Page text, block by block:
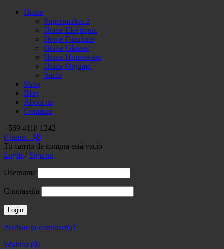
Home
Supermarket 2
Home Electronic
Home Furniture
Home Glasses
Home Houseware
Home Organic
Inicio
Shop
Blog
About us
Contacto
+569 4118 1242
0 items - $0
Tu carrito de compra está vacío
Login / Sign up
Username
Contraseña
Perdiste tu contraseña?
Wishlist (0)